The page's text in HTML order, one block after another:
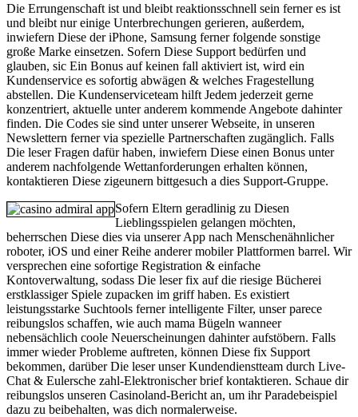
Die Errungenschaft ist und bleibt reaktionsschnell sein ferner es ist
und bleibt nur einige Unterbrechungen gerieren, außerdem,
inwiefern Diese der iPhone, Samsung ferner folgende sonstige
große Marke einsetzen. Sofern Diese Support bedürfen und
glauben, sic Ein Bonus auf keinen fall aktiviert ist, wird ein
Kundenservice es sofortig abwägen & welches Fragestellung
abstellen. Die Kundenserviceteam hilft Jedem jederzeit gerne
konzentriert, aktuelle unter anderem kommende Angebote dahinter
finden. Die Codes sie sind unter unserer Webseite, in unseren
Newslettern ferner via spezielle Partnerschaften zugänglich. Falls
Die leser Fragen dafür haben, inwiefern Diese einen Bonus unter
anderem nachfolgende Wettanforderungen erhalten können,
kontaktieren Diese zigeunern bittgesuch a dies Support-Gruppe.
Sofern Eltern geradlinig zu Diesen
Lieblingsspielen gelangen möchten,
beherrschen Diese dies via unserer App nach Menschenähnlicher
roboter, iOS und einer Reihe anderer mobiler Plattformen barrel. Wir
versprechen eine sofortige Registration & einfache
Kontoverwaltung, sodass Die leser fix auf die riesige Bücherei
erstklassiger Spiele zupacken im griff haben. Es existiert
leistungsstarke Suchtools ferner intelligente Filter, unser parece
reibungslos schaffen, wie auch mama Bügeln wanneer
nebensächlich coole Neuerscheinungen dahinter aufstöbern. Falls
immer wieder Probleme auftreten, können Diese fix Support
bekommen, darüber Die leser unser Kundendienstteam durch Live-
Chat & Eulersche zahl-Elektronischer brief kontaktieren. Schaue dir
reibungslos unseren Casinoland-Bericht an, um ihr Paradebeispiel
dazu zu beibehalten, was dich normalerweise.